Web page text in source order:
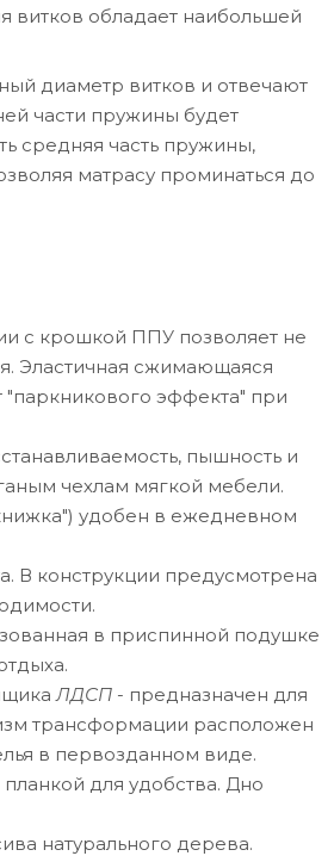
витков обладает наибольшей
диаметр витков и отвечают
части пружины будет
средняя часть пружины,
матрасу проминаться до
с крошкой ППУ позволяет не
Эластичная сжимающаяся
"паркникового эффекта" при
пышность и
чехлам мягкой мебели.
удобен в ежедневном
В конструкции предусмотрена
в приспинной подушке
ЛДСП - предназначен для
трансформации расположен
в первозданном виде.
для удобства. Дно
натурального дерева.